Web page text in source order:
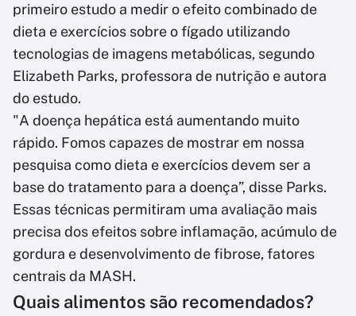
primeiro estudo a medir o efeito combinado de
dieta e exercícios sobre o fígado utilizando
tecnologias de imagens metabólicas, segundo
Elizabeth Parks, professora de nutrição e autora
do estudo.
"A doença hepática está aumentando muito
rápido. Fomos capazes de mostrar em nossa
pesquisa como dieta e exercícios devem ser a
base do tratamento para a doença”, disse Parks.
Essas técnicas permitiram uma avaliação mais
precisa dos efeitos sobre inflamação, acúmulo de
gordura e desenvolvimento de fibrose, fatores
centrais da MASH.
Quais alimentos são recomendados?